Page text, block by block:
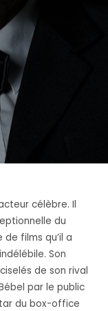
célèbre. Il
du
films qu’il a
Son
de son rival
par le public
du box-office